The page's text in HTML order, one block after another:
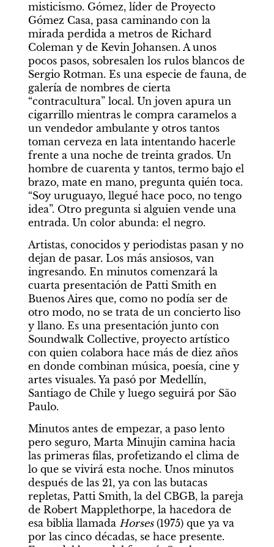
misticismo. Gómez, líder de Proyecto
Gómez Casa, pasa caminando con la
mirada perdida a metros de Richard
Coleman y de Kevin Johansen. A unos
pocos pasos, sobresalen los rulos blancos de
Sergio Rotman. Es una especie de fauna, de
galería de nombres de cierta
“contracultura” local. Un joven apura un
cigarrillo mientras le compra caramelos a
un vendedor ambulante y otros tantos
toman cerveza en lata intentando hacerle
frente a una noche de treinta grados. Un
hombre de cuarenta y tantos, termo bajo el
brazo, mate en mano, pregunta quién toca.
“Soy uruguayo, llegué hace poco, no tengo
idea”. Otro pregunta si alguien vende una
entrada. Un color abunda: el negro.
Artistas, conocidos y periodistas pasan y no
dejan de pasar. Los más ansiosos, van
ingresando. En minutos comenzará la
cuarta presentación de Patti Smith en
Buenos Aires que, como no podía ser de
otro modo, no se trata de un concierto liso
y llano. Es una presentación junto con
Soundwalk Collective, proyecto artístico
con quien colabora hace más de diez años
en donde combinan música, poesía, cine y
artes visuales. Ya pasó por Medellín,
Santiago de Chile y luego seguirá por São
Paulo.
Minutos antes de empezar, a paso lento
pero seguro, Marta Minujin camina hacia
las primeras filas, profetizando el clima de
lo que se vivirá esta noche. Unos minutos
después de las 21, ya con las butacas
repletas, Patti Smith, la del CBGB, la pareja
de Robert Mapplethorpe, la hacedora de
esa biblia llamada Horses (1975) que ya va
por las cinco décadas, se hace presente.